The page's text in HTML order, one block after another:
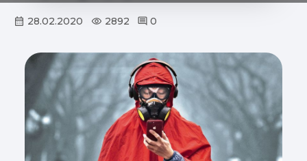
28.02.2020 2892 0